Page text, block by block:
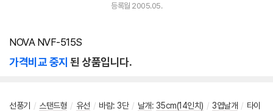
등록월 2005.05.
NOVA NVF-515S
가격비교 중지 된 상품입니다.
선풍기 / 스탠드형 / 유선 / 바람: 3단 / 날개: 35cm(14인치) / 3엽날개 / 타이